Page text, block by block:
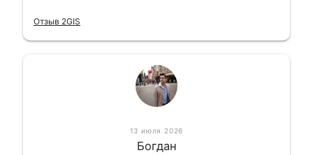
гарантии, поэтому и обратился в этот
Отзыв 2GIS
13 июля 2026
Богдан